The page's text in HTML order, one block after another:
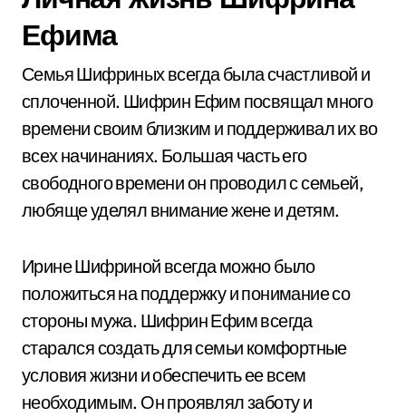
Ефима
Семья Шифриных всегда была счастливой и
сплоченной. Шифрин Ефим посвящал много
времени своим близким и поддерживал их во
всех начинаниях. Большая часть его
свободного времени он проводил с семьей,
любяще уделял внимание жене и детям.
Ирине Шифриной всегда можно было
положиться на поддержку и понимание со
стороны мужа. Шифрин Ефим всегда
старался создать для семьи комфортные
условия жизни и обеспечить ее всем
необходимым. Он проявлял заботу и